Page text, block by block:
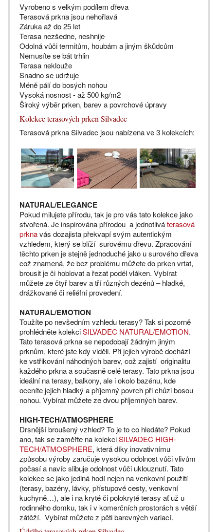
Vyrobeno s velkým podílem dřeva
Terasová prkna jsou nehořlavá
Záruka až do 25 let
Terasa nezšedne, neshnije
Odolná vůči termitům, houbám a jiným škůdcům
Nemusíte se bát trhlin
Terasa neklouže
Snadno se udržuje
Méně pálí do bosých nohou
Vysoká nosnost - až 500 kg/m2
Široký výběr prken, barev a povrchové úpravy
Kolekce terasových prken Silvadec
Terasová prkna Silvadec jsou nabízena ve 3 kolekcích:
NATURAL/ELEGANCE
Pokud milujete přírodu, tak je pro vás tato kolekce jako
stvořená. Je inspirována přírodou a jednotliváterasová
prknavás dozajista překvapí svým autentickým
vzhledem, který se blíží surovému dřevu. Zpracování
těchto prken je stejně jednoduché jako u surového dřeva
což znamená, že bez problému můžete do prken vrtat,
brousit je či hoblovat a řezat podél vláken. Vybírat
můžete ze čtyř barev a tří různých dezénů – hladké,
drážkované či reliéfní provedení.
NATURAL/EMOTION
Toužíte po nevšedním vzhledu terasy? Tak si pozorně
prohlédněte kolekciSILVADEC NATURAL/EMOTION.
Tato terasová prkna se nepodobají žádným jiným
prknům, které jste kdy viděli. Při jejich výrobě dochází
ke vstřikování náhodných barev, což zajistí originalitu
každého prkna a současně celé terasy. Tato prkna jsou
ideální na terasy, balkony, ale i okolo bazénu, kde
oceníte jejich hladký a příjemný povrch při chůzi bosou
nohou. Vybírat můžete ze dvou příjemných barev.
HIGH-TECH/ATMOSPHERE
Drsnější broušený vzhled? To je to co hledáte? Pokud
ano, tak se zaměřte na kolekciSILVADEC HIGH-
TECH/ATMOSPHERE, která díky inovativnímu
způsobu výroby zaručuje vysokou odolnost vůči vlivům
počasí a navíc slibuje odolnost vůči uklouznutí. Tato
kolekce se jako jediná hodí nejen na venkovní použití
(terasy, bazény, lávky, přístupové cesty, venkovní
kuchyně…), ale i na kryté či polokryté terasy ať už u
rodinného domku, tak i v komerčních prostorách s větší
zátěží. Vybírat můžete z pěti barevných variací.